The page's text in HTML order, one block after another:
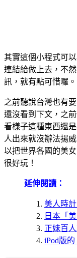
其實這個小程式可
連結給做上去，不
訊，就有點可惜囉。
之前聽說台灣也有
還沒看到下文，之
看樣子這種東西還
人出來就沒辦法揚
以把世界各國的美
很好玩！
延伸閱讀：
美人時
日本「
正妹百人
iPod版的